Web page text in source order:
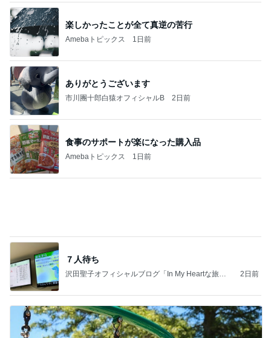
楽しかったことが全て真逆の苦行
Amebaトピックス 1日前
ありがとうございます
市川團十郎白猿オフィシャルB 2日前
食事のサポートが楽になった購入品
Amebaトピックス 1日前
７人待ち
沢田聖子オフィシャルブログ「In My Heartな旅日
2日前